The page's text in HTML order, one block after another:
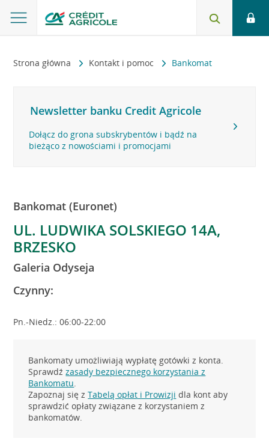
Strona główna Kontakt i pomoc Bankomat
Newsletter banku Credit Agricole
Dołącz do grona subskrybentów i bądź na
bieżąco z nowościami i promocjami
Bankomat (Euronet)
UL. LUDWIKA SOLSKIEGO 14A,
BRZESKO
Galeria Odyseja
Czynny:
Pn.-Niedz.: 06:00-22:00
Bankomaty umożliwiają wypłatę gotówki z konta.
Sprawdźzasady bezpiecznego korzystania z
Bankomatu.
Zapoznaj się zTabelą opłat i Prowizji dla kont aby
sprawdzić opłaty związane z korzystaniem z
bankomatów.